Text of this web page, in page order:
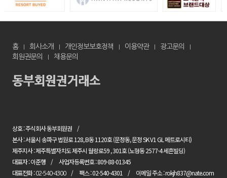
홈 회사소개 개인정보보호정책 이용약관
광고문의
회원권문의
채용문의
상호 : 주식회사 동부회원권
본사 : 서울시 송파구 법원로 128, B동 1120호 (문정동, 문정 SK V1 GL 메트로시티)
제주지사 : 제주특별자치도 제주시 월랑로59 , 301호 (노형동 2577-4 세흔빌딩)
대표자 : 이준행
사업자등록번호 : 809-88-01345
대표전화 :02-540-4300 팩스 : 02-540-4301 이메일 주소 : rokjh837@nate.com